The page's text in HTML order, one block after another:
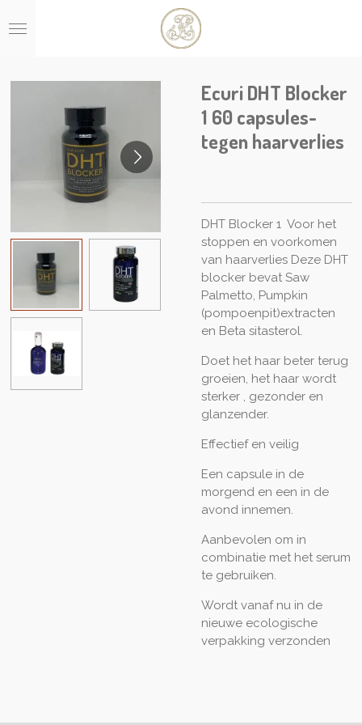
direct
Ecuri DHT Blocker
1 60 capsules-
tegen haarverlies
DHT Blocker 1 Voor het
stoppen en voorkomen
van haarverlies Deze DHT
blocker bevat Saw
Palmetto, Pumpkin
(pompoenpit)extracten
en Beta sitasterol.
Doet het haar beter terug
groeien, het haar wordt
sterker , gezonder en
glanzender.
Effectief en veilig
Een capsule in de
morgend en een in de
avond innemen.
Aanbevolen om in
combinatie met het serum
te gebruiken.
Wordt vanaf nu in de
nieuwe ecologische
verpakking verzonden